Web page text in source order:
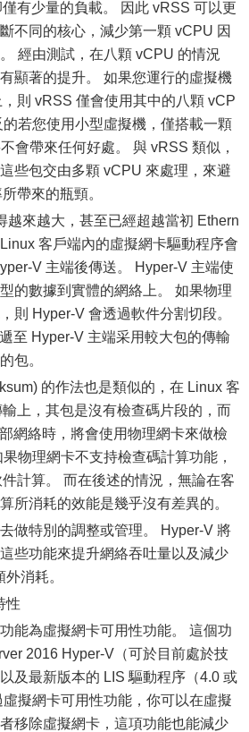
有少量的負載。 因此 vRSS 可以更
不同的核心，減少第一顆 vCPU 因
經由測試，在八顆 vCPU 的情況
顯著的提升。 如果您運行的虛擬機
則 vRSS 僅會使用其中的八顆 vCP
若您使用小型虛擬機，僅搭載一顆
會帶來任何好處。 與 vRSS 類似，
些包交由多顆 vCPU 來處理，來避
帶來的瓶頸。
越來越大，甚至已經超越當初 Ethern
客戶端內的虛擬網卡驅動程序會
V 主端後傳送。 Hyper-V 主端使
的數據到實體的網絡上。 如果物理
則 Hyper-V 會透過軟件分割切段。
至 Hyper-V 主端采用較大包的傳輸
包。
的作法也是類似的，在 Linux 客
上，其包是沒有檢查碼片段的，而
網絡時，將會使用物理網卡來做檢
物理網卡不支持檢查碼計算功能，
計算。 而在後述的情況，無論在客
所消耗的效能是幾乎沒有差異的。
做特別的調整或管理。 Hyper-V 將
些功能來提升網絡吞吐量以及減少
消耗。
性
能為虛擬網卡可用性功能。 這個功
2016 Hyper-V（可於目前處於技
及最新版本的 LIS 驅動程序（4.0 或
擬網卡可用性功能，你可以在虛擬
移除虛擬網卡，這項功能也能減少